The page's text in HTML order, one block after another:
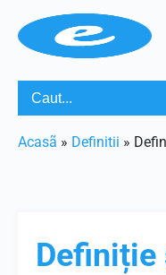
Acasã » Definitii »
Definiție